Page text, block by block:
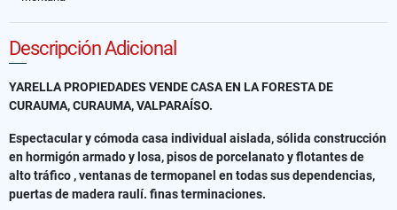
Descripción Adicional
YARELLA PROPIEDADES VENDE CASA EN LA FORESTA DE
CURAUMA, CURAUMA, VALPARAÍSO.
Espectacular y cómoda casa individual aislada, sólida construcción
en hormigón armado y losa, pisos de porcelanato y flotantes de
alto tráfico , ventanas de termopanel en todas sus dependencias,
puertas de madera raulí. finas terminaciones.